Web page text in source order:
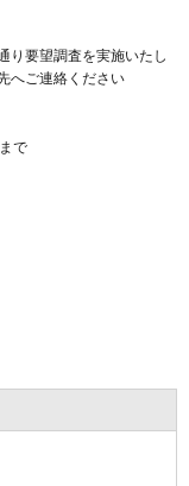
り要望調査を実施いたし
へご連絡ください
で